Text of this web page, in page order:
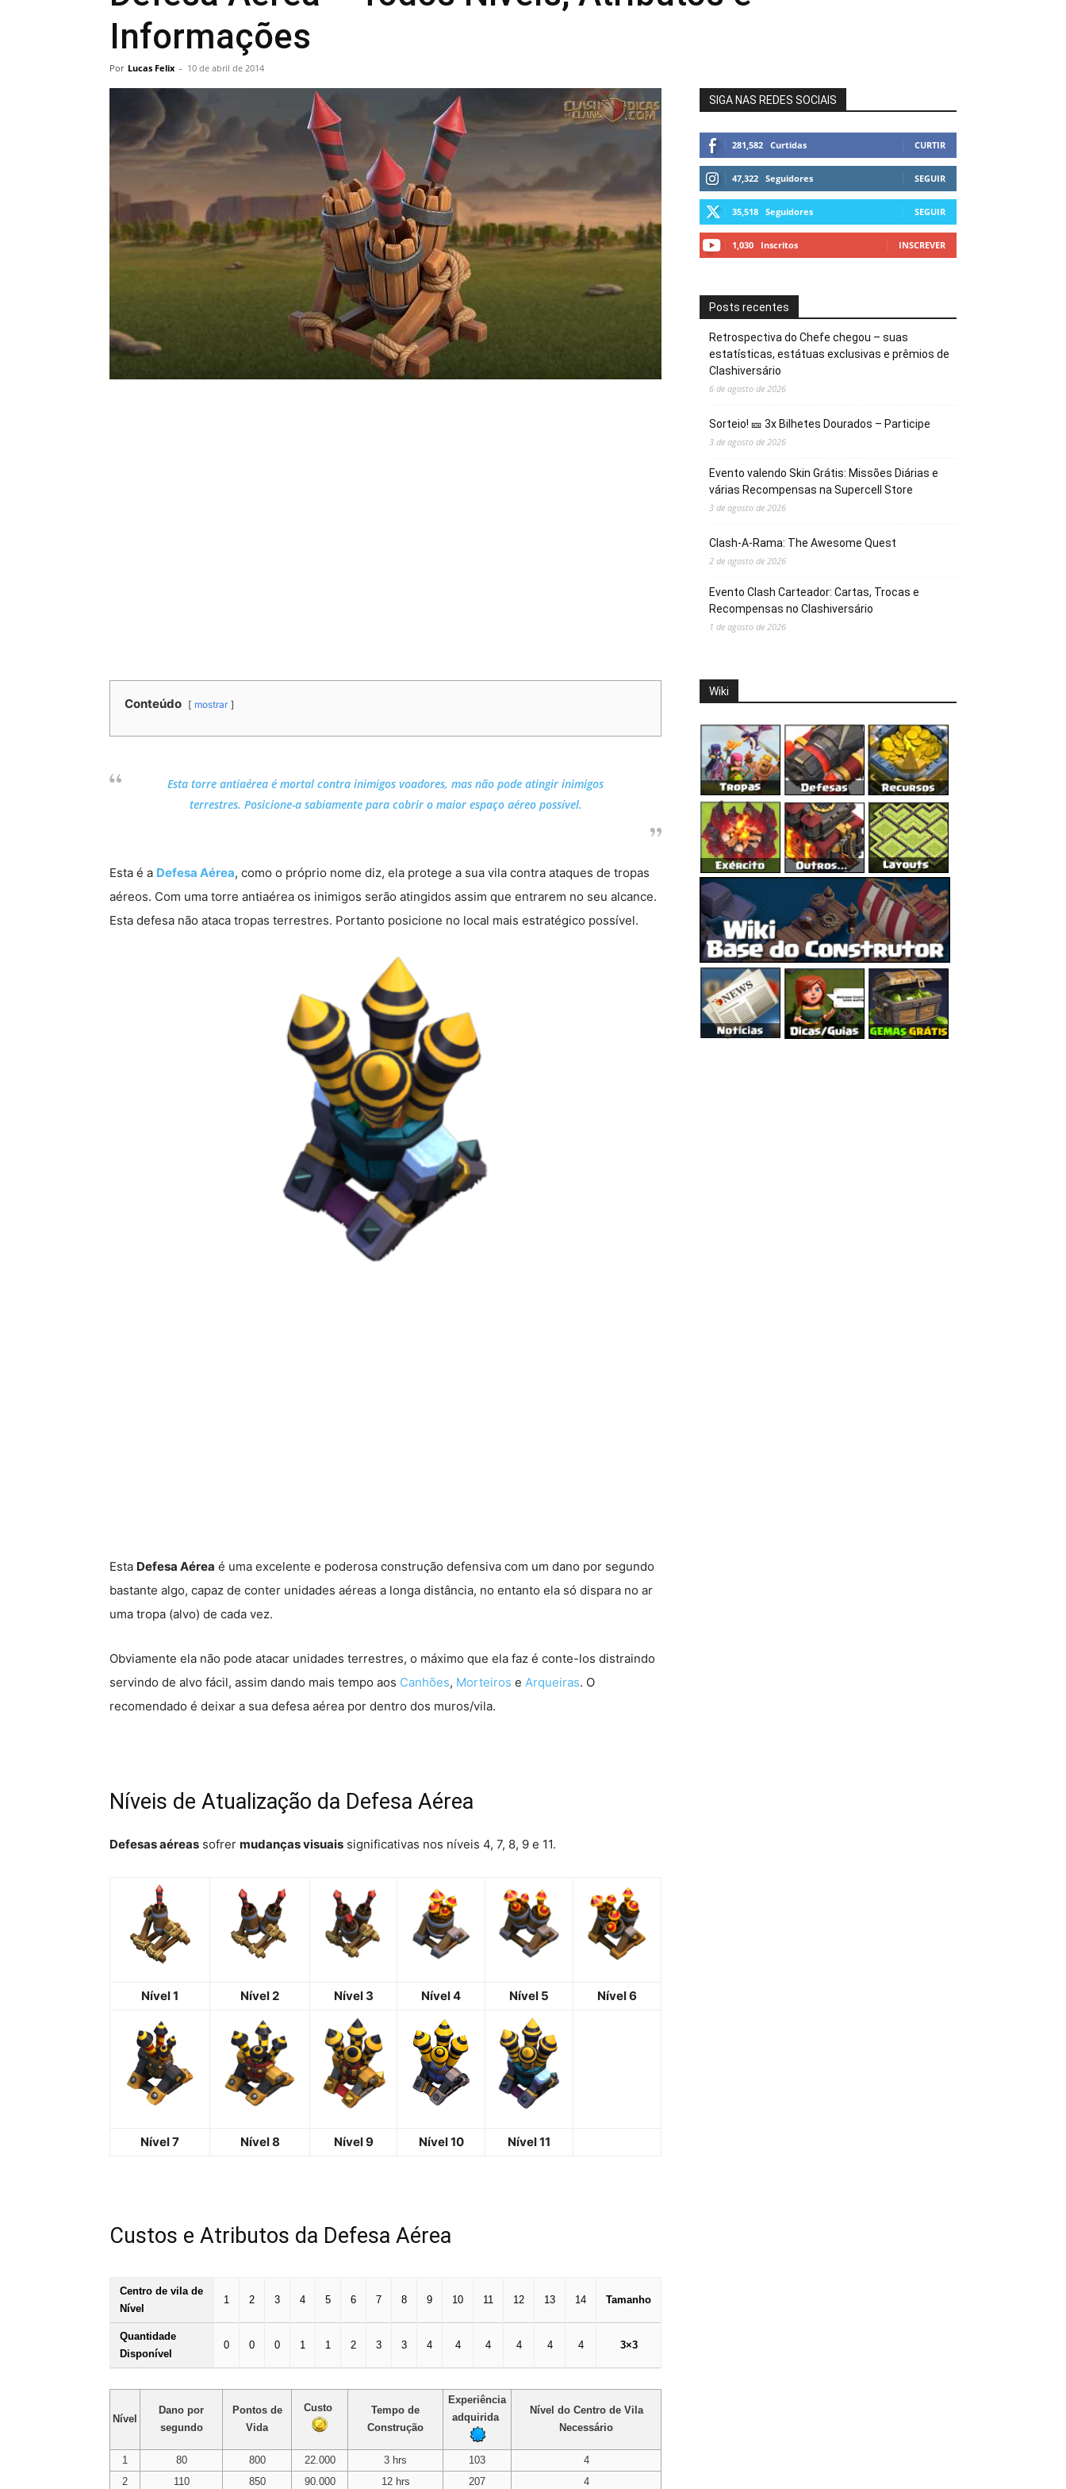
Informações
Por Lucas Felix - 10 de abril de 2014
Conteúdo mostrar
Esta torre antiaérea é mortal contra inimigos voadores, mas não pode atingir inimigos
terrestres. Posicione-a sabiamente para cobrir o maior espaço aéreo possível.
Esta é a Defesa Aérea, como o próprio nome diz, ela protege a sua vila contra ataques de tropas
aéreos. Com uma torre antiaérea os inimigos serão atingidos assim que entrarem no seu alcance.
Esta defesa não ataca tropas terrestres. Portanto posicione no local mais estratégico possível.
Esta Defesa Aérea é uma excelente e poderosa construção defensiva com um dano por segundo
bastante algo, capaz de conter unidades aéreas a longa distância, no entanto ela só dispara no ar
uma tropa (alvo) de cada vez.
Obviamente ela não pode atacar unidades terrestres, o máximo que ela faz é conte-los distraindo
servindo de alvo fácil, assim dando mais tempo aos Canhões, Morteiros e Arqueiras. O
recomendado é deixar a sua defesa aérea por dentro dos muros/vila.
Níveis de Atualização da Defesa Aérea
Defesas aéreas sofrer mudanças visuais significativas nos níveis 4, 7, 8, 9 e 11.
Nível 1 Nível 2 Nível 3 Nível 4 Nível 5 Nível 6
Nível 7 Nível 8 Nível 9 Nível 10 Nível 11
Custos e Atributos da Defesa Aérea
Centro de vila de
Nível
1 2 3 4 5 6 7 8 9 10 11 12 13 14 Tamanho
Quantidade
Disponível
0 0 0 1 1 2 3 3 4 4 4 4 4 4 3×3
Nível
Dano por
segundo
Pontos de
Vida
Custo
Tempo de
Construção
Experiência
adquirida
Nível do Centro de Vila
Necessário
1 80 800 22.000 3 hrs 103
4
2
110 850 90.000 12 hrs 207 4
SIGA NAS REDES SOCIAIS
281,582 Curtidas CURTIR
47,322 Seguidores SEGUIR
35,518 Seguidores SEGUIR
1,030 Inscritos INSCREVER
Posts recentes
Retrospectiva do Chefe chegou – suas
estatísticas, estátuas exclusivas e prêmios de
Clashiversário
6 de agosto de 2026
Sorteio! 🎫 3x Bilhetes Dourados – Participe
3 de agosto de 2026
Evento valendo Skin Grátis: Missões Diárias e
várias Recompensas na Supercell Store
3 de agosto de 2026
Clash-A-Rama: The Awesome Quest
2 de agosto de 2026
Evento Clash Carteador: Cartas, Trocas e
Recompensas no Clashiversário
1 de agosto de 2026
Wiki